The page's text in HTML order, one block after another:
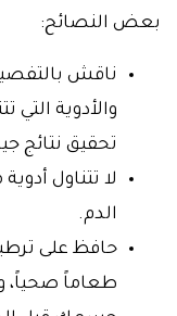
بعض النصائح:
ناقش
والأدوية
تحقيق نتائج
لا تتناول
الدم.
حافظ على
طعاماً صحياً،